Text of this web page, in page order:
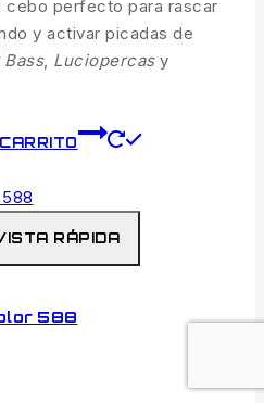
cebo perfecto para rascar
y activar picadas de
, Luciopercasy
RÁPIDA
588